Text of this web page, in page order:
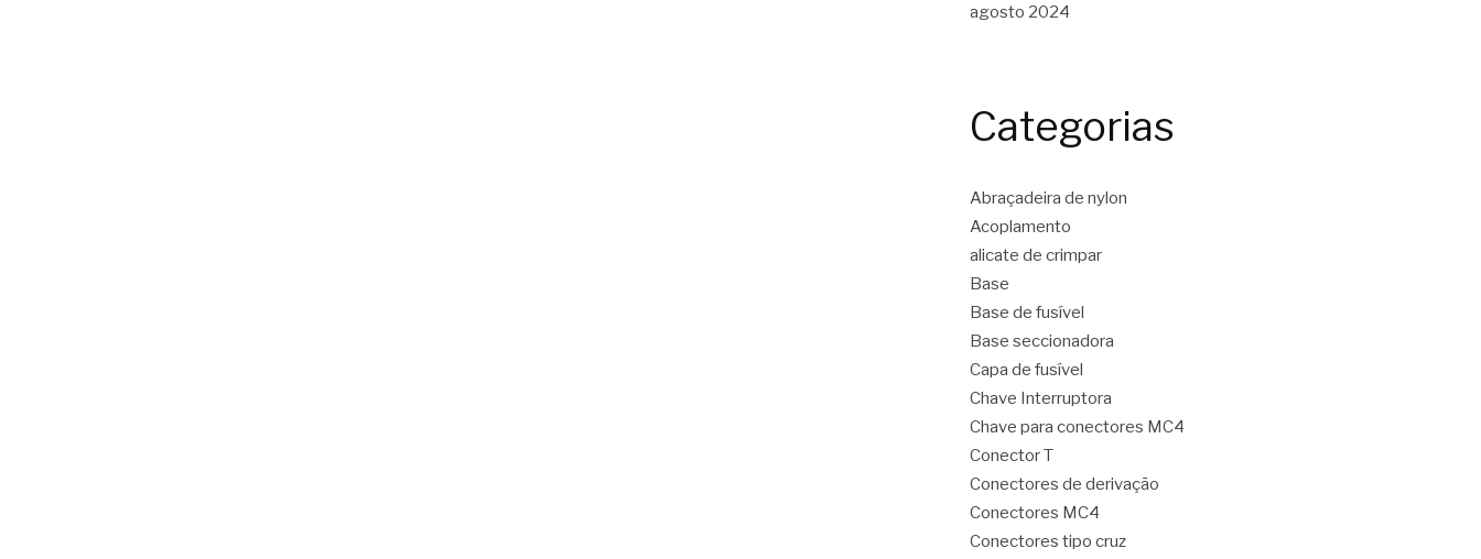
agosto 2024
Categorias
Abraçadeira de nylon
Acoplamento
alicate de crimpar
Base
Base de fusível
Base seccionadora
Capa de fusível
Chave Interruptora
Chave para conectores MC4
Conector T
Conectores de derivação
Conectores MC4
Conectores tipo cruz